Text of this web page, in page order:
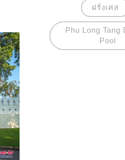
ฝรั่งเศส
Phu Long Tang
Pool